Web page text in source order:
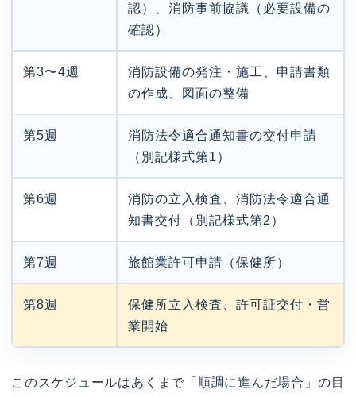
認）、消防事前協議（必要設備の
確認）
第3〜4週
消防設備の発注・施工、申請書類
の作成、図面の整備
第5週
消防法令適合通知書の交付申請
（別記様式第1）
第6週
消防の立入検査、消防法令適合通
知書交付（別記様式第2）
第7週 旅館業許可申請（保健所）
第8週
保健所立入検査、許可証交付・営
業開始
このスケジュールはあくまで「順調に進んだ場合」の目